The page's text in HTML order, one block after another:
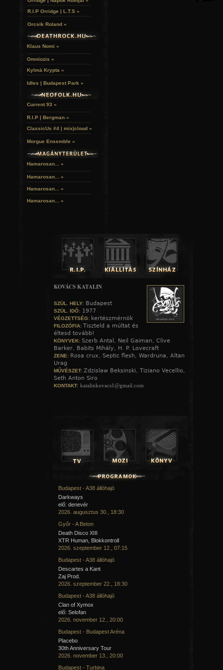
R.I.P Orridge | L.T.S »
Orcsik Roland »
Klaus Nomi »
Omniozis »
Kylmä Krypta »
Idles | Budapest Park »
Current 93 »
R.I.P | Bergman »
ClassicUs #4 | mix|cloud »
Morgue Ensemble »
Hamarosan... »
Hamarosan... »
Hamarosan... »
Hamarosan... »
KOVÁCS KATALIN
SZÜL. HELY: Budapest
SZÜL. IDŐ: 1977
VÉGZETTSÉG: kertészmérnök
FILOZÓFIA: Tiszteld a múltat és
éltesd tovább!
KÖNYVEK: Szerb Antal, Neil Gaiman, Clive
Barker, Babits Mihály, H. P. Lovecraft
ZENE: Rosa crux, Septic flesh, Wardruna, Altan
Urag
MŰVÉSZET: Zdzislaw Beksinski, Tiziano Vecellio,
Seth Anton Siro
KONTAKT: katalinkovacs1@gmail.com
Budapest - A38 állóhajó
Darkways
elő: denevér
2026. augusztus 30., 18:30
Győr - A Beton
Death Disco XIII
XTR Human, Blokkontroll
2026. szeptember 12., 07:15
Budapest - A38 állóhajó
Descartes a Kant
Zaj Prod.
2026. szeptember 22., 18:30
Budapest - A38 állóhajó
Clan of Xymox
elő: Selofan
2026. november 12., 20:00
Budapest - Budapest Aréna
Placebo
30th Anniversary Tour
2026. november 13., 20:00
Budapest - Turbina